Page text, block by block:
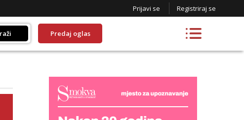
Prijavi se Registriraj se
Predaj oglas